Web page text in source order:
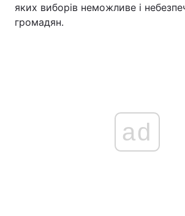
яких виборів неможливе і
громадян.
ad